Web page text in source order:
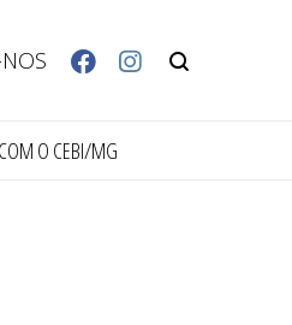
O CEBI/MG